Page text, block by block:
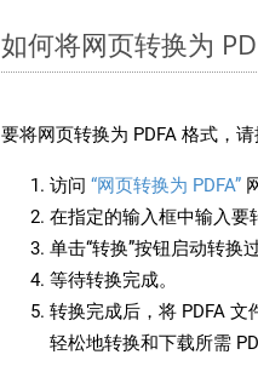
如何将网页转换为
要将网页转换为 PDFA 格式，
访问 “网页转换为 PDFA”
在指定的输入框中输入要
单击“转换”按钮启动转换过
等待转换完成。
转换完成后，将 PDFA
轻松地转换和下载所需